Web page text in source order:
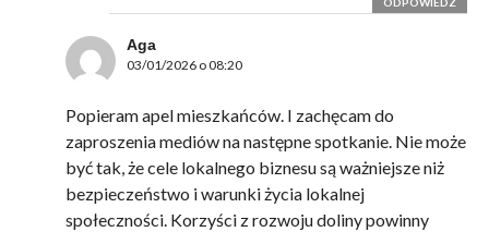
Aga
03/01/2026 o 08:20
Popieram apel mieszkańców. I zachęcam do
zaproszenia mediów na następne spotkanie. Nie może
być tak, że cele lokalnego biznesu są ważniejsze niż
bezpieczeństwo i warunki życia lokalnej
społeczności. Korzyści z rozwoju doliny powinny